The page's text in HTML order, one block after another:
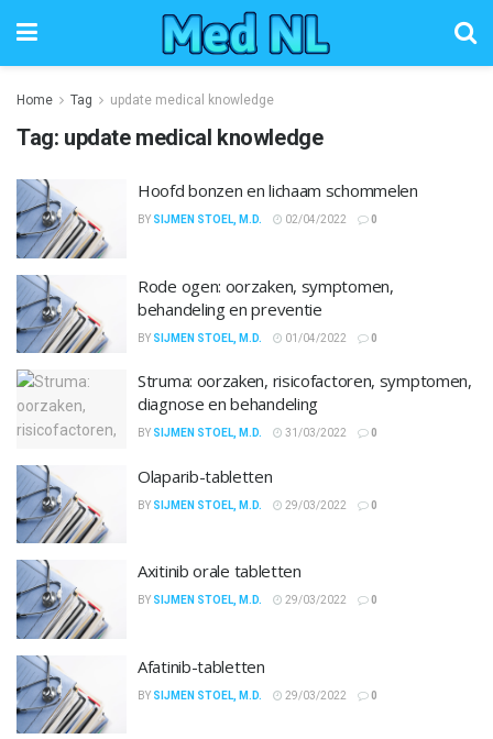
Home Tag update medical knowledge
Tag: update medical knowledge
Hoofd bonzen en lichaam schommelen
BY SIJMEN STOEL, M.D. 02/04/2022 0
Rode ogen: oorzaken, symptomen,
behandeling en preventie
BY SIJMEN STOEL, M.D. 01/04/2022 0
Struma: oorzaken, risicofactoren, symptomen,
diagnose en behandeling
BY SIJMEN STOEL, M.D. 31/03/2022 0
Olaparib-tabletten
BY SIJMEN STOEL, M.D. 29/03/2022 0
Axitinib orale tabletten
BY SIJMEN STOEL, M.D. 29/03/2022 0
Afatinib-tabletten
BY SIJMEN STOEL, M.D. 29/03/2022 0